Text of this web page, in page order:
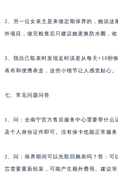
2、另一位女表主是来做定期保养的，她说这
外项目，做完检查后只建议她更换防水圈，收
3、我自己取表时发现走时误差从每天+10秒
表布和便携表盒，这些小细节让人感觉贴心。
七、常见问题问答
1、问：去南宁官方售后服务中心需要带什么
及个人身份证件即可。没有保卡也能正常服务
2、问：保养期间可以先取回腕表吗？答：可
芯需要重新组装，可能产生额外费用。建议等